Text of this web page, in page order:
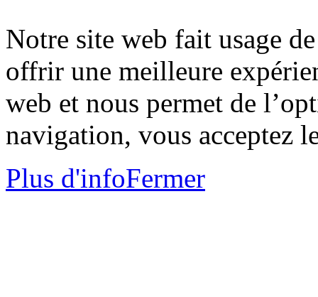
Notre site web fait usage
offrir une meilleure
web et nous permet de
navigation, vous acceptez
Plus d'infoFermer